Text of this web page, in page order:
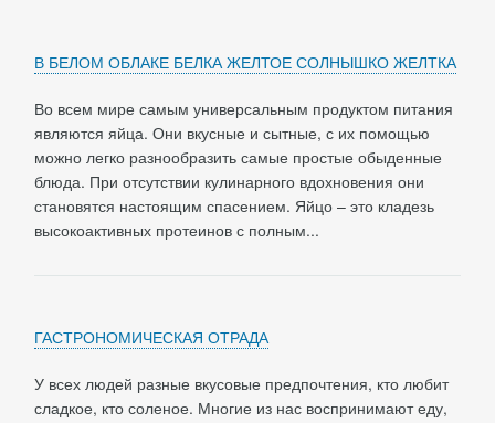
В БЕЛОМ ОБЛАКЕ БЕЛКА ЖЕЛТОЕ СОЛНЫШКО ЖЕЛТКА
Во всем мире самым универсальным продуктом питания
являются яйца. Они вкусные и сытные, с их помощью
можно легко разнообразить самые простые обыденные
блюда. При отсутствии кулинарного вдохновения они
становятся настоящим спасением. Яйцо – это кладезь
высокоактивных протеинов с полным...
ГАСТРОНОМИЧЕСКАЯ ОТРАДА
У всех людей разные вкусовые предпочтения, кто любит
сладкое, кто соленое. Многие из нас воспринимают еду,